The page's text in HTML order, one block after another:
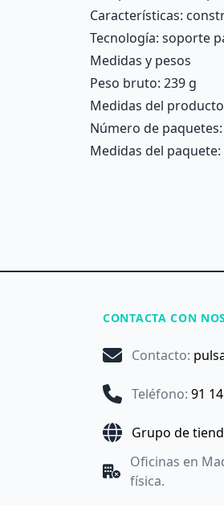
Características:
Tecnología: soporte
Medidas y pesos
Peso bruto: 239 g
Medidas del
Número de paquetes:
Medidas del paquete:
CONTACTA CON
Contacto:
Teléfono: 91
Grupo de
Oficinas en
física.